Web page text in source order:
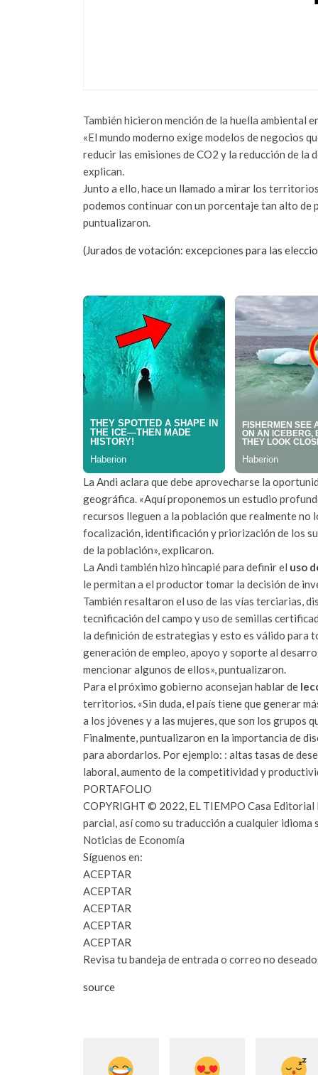
También hicieron mención de la huella ambiental
«El mundo moderno exige modelos de negocios
reducir las emisiones de CO2 y la reducción de la
explican.
Junto a ello, hace un llamado a mirar los
podemos continuar con un porcentaje tan alto de
puntualizaron.
(Jurados de votación: excepciones para las
La Andi aclara que debe aprovecharse la
geográfica. «Aquí proponemos un estudio
recursos lleguen a la población que realmente no
focalización, identificación y priorización de los
de la población», explicaron.
La Andi también hizo hincapié para definir el uso
le permitan a el productor tomar la decisión de
También resaltaron el uso de las vías terciarias,
tecnificación del campo y uso de semillas
la definición de estrategias y esto es válido para
generación de empleo, apoyo y soporte al
mencionar algunos de ellos», puntualizaron.
Para el próximo gobierno aconsejan hablar de
territorios. «Sin duda, el país tiene que generar
a los jóvenes y a las mujeres, que son los grupos
Finalmente, puntualizaron en la importancia de
para abordarlos. Por ejemplo: : altas tasas de
laboral, aumento de la competitividad y
PORTAFOLIO
COPYRIGHT © 2022, EL TIEMPO Casa
parcial, así como su traducción a cualquier
Noticias de Economía
Síguenos en:
ACEPTAR
ACEPTAR
ACEPTAR
ACEPTAR
ACEPTAR
Revisa tu bandeja de entrada o correo no
source